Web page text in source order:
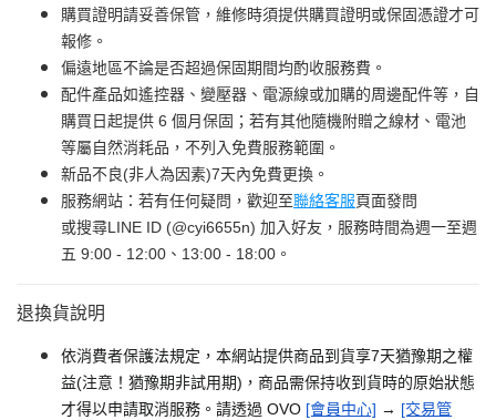
購買證明請妥善保管，維修時須提供購買證明或保固憑證才可
報修。
偏遠地區不論是否超過保固期間均酌收服務費。
配件產品如遙控器、變壓器、電源線或加購的周邊配件等，自
購買日起提供 6 個月保固；若有其他隨機附贈之線材、電池
等屬自然消耗品，不列入免費服務範圍。
新品不良(非人為因素)7天內免費更換。
服務網站：若有任何疑問，歡迎至聯絡客服頁面發問
或搜尋LINE ID (@cyi6655n) 加入好友，服務時間為週一至週
五 9:00 - 12:00、13:00 - 18:00。
退換貨說明
依消費者保護法規定，本網站提供商品到貨享7天猶豫期之權
益(注意！猶豫期非試用期)，商品需保持收到貨時的原始狀態
才得以申請取消服務。請透過 OVO [會員中心] → [交易管